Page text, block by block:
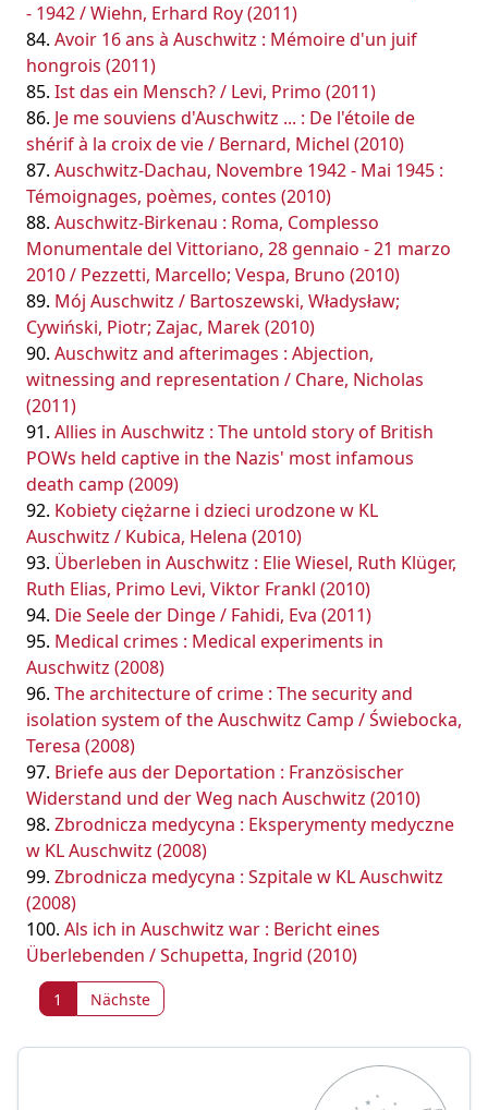
- 1942 / Wiehn, Erhard Roy (2011)
Avoir 16 ans à Auschwitz : Mémoire d'un juif
hongrois (2011)
Ist das ein Mensch? / Levi, Primo (2011)
Je me souviens d'Auschwitz ... : De l'étoile de
shérif à la croix de vie / Bernard, Michel (2010)
Auschwitz-Dachau, Novembre 1942 - Mai 1945 :
Témoignages, poèmes, contes (2010)
Auschwitz-Birkenau : Roma, Complesso
Monumentale del Vittoriano, 28 gennaio - 21 marzo
2010 / Pezzetti, Marcello; Vespa, Bruno (2010)
Mój Auschwitz / Bartoszewski, Władysław;
Cywiński, Piotr; Zajac, Marek (2010)
Auschwitz and afterimages : Abjection,
witnessing and representation / Chare, Nicholas
(2011)
Allies in Auschwitz : The untold story of British
POWs held captive in the Nazis' most infamous
death camp (2009)
Kobiety ciężarne i dzieci urodzone w KL
Auschwitz / Kubica, Helena (2010)
Überleben in Auschwitz : Elie Wiesel, Ruth Klüger,
Ruth Elias, Primo Levi, Viktor Frankl (2010)
Die Seele der Dinge / Fahidi, Eva (2011)
Medical crimes : Medical experiments in
Auschwitz (2008)
The architecture of crime : The security and
isolation system of the Auschwitz Camp / Świebocka,
Teresa (2008)
Briefe aus der Deportation : Französischer
Widerstand und der Weg nach Auschwitz (2010)
Zbrodnicza medycyna : Eksperymenty medyczne
w KL Auschwitz (2008)
Zbrodnicza medycyna : Szpitale w KL Auschwitz
(2008)
Als ich in Auschwitz war : Bericht eines
Überlebenden / Schupetta, Ingrid (2010)
1 Nächste